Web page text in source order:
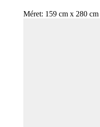
Méret: 159 cm x 280 cm